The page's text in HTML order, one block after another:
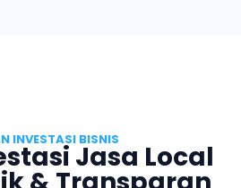
INVESTASI BISNIS
Jasa Local